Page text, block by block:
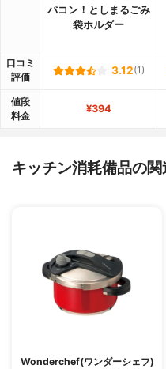
パコン！としまるごみ
袋ホルダー
口コミ
評価
3.12(1)
値段
料金
¥394
キッチン消耗備品の
Wonderchef(ワンダーシェフ)